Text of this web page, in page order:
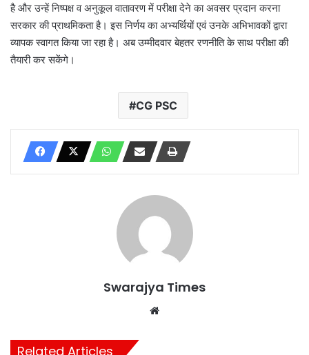
है और उन्हें निष्पक्ष व अनुकूल वातावरण में परीक्षा देने का अवसर प्रदान करना
सरकार की प्राथमिकता है। इस निर्णय का अभ्यर्थियों एवं उनके अभिभावकों द्वारा
व्यापक स्वागत किया जा रहा है। अब उम्मीदवार बेहतर रणनीति के साथ परीक्षा की
तैयारी कर सकेंगे।
CG PSC
Swarajya Times
Related Articles